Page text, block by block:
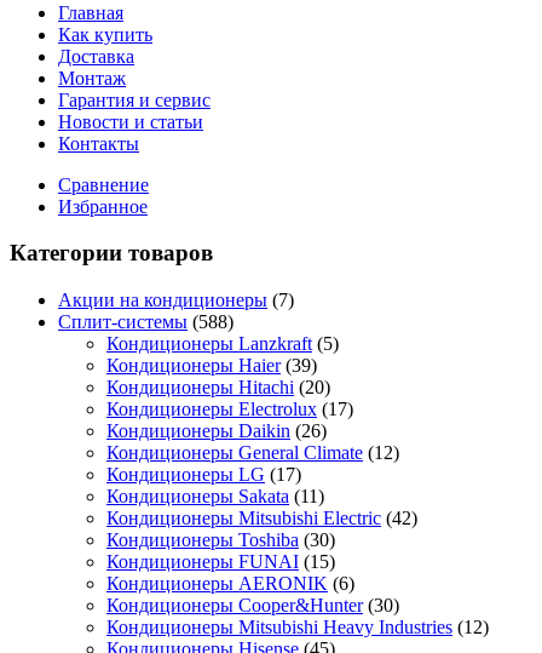
Главная
Как купить
Доставка
Монтаж
Гарантия и сервис
Новости и статьи
Контакты
Сравнение
Избранное
Категории товаров
Акции на кондиционеры (7)
Сплит-системы (588)
Кондиционеры Lanzkraft (5)
Кондиционеры Haier (39)
Кондиционеры Hitachi (20)
Кондиционеры Electrolux (17)
Кондиционеры Daikin (26)
Кондиционеры General Climate (12)
Кондиционеры LG (17)
Кондиционеры Sakata (11)
Кондиционеры Mitsubishi Electric (42)
Кондиционеры Toshiba (30)
Кондиционеры FUNAI (15)
Кондиционеры AERONIK (6)
Кондиционеры Cooper&Hunter (30)
Кондиционеры Mitsubishi Heavy Industries (12)